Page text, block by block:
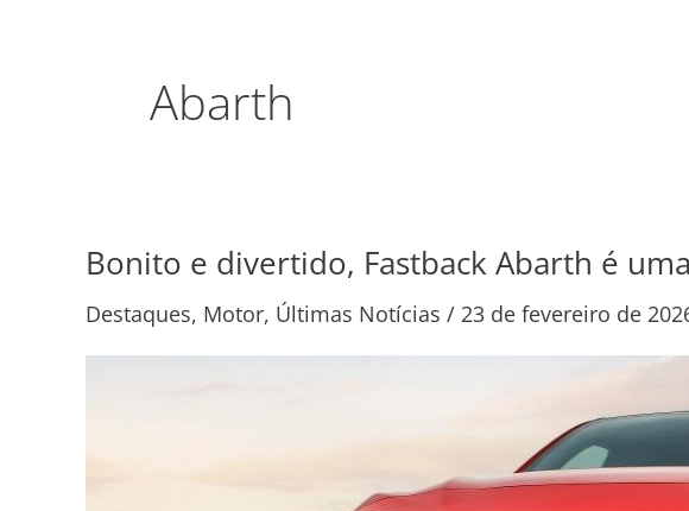
Abarth
Bonito e divertido, Fastback Abarth é
Destaques, Motor, Últimas Notícias / 23 de fevereiro de
Bonito
divertido,